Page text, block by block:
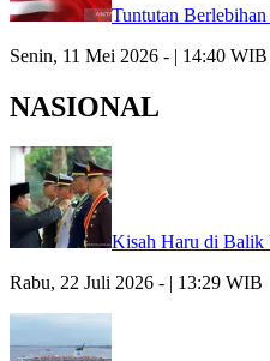
Tuntutan
Senin, 11 Mei 2026 - | 14:40 WIB
NASIONAL
Kisah Haru di Balik
Rabu, 22 Juli 2026 - | 13:29 WIB